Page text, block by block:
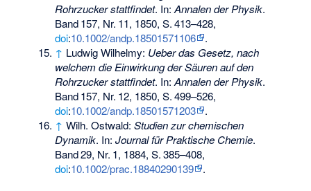
Rohrzucker stattfindet. In:Annalen der Physik.
Band157, Nr. 11, 1850,S.413–428,
doi:10.1002/andp.18501571106
.
↑ Ludwig Wilhelmy: Ueber das Gesetz, nach
welchem die Einwirkung der Säuren auf den
Rohrzucker stattfindet. In:Annalen der Physik.
Band157, Nr. 12, 1850,S.499–526,
doi:10.1002/andp.18501571203
.
↑ Wilh. Ostwald:Studien zur chemischen
Dynamik. In:Journal für Praktische Chemie.
Band29, Nr. 1, 1884,S.385–408,
doi:10.1002/prac.18840290139 .